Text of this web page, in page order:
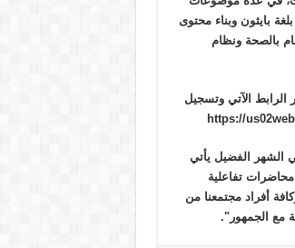
بايثون وبناء محتوى
بالصحة ونظام
الآتي وتسجيل
الشهر الفضيل يأتي
تفاعلية
أفراد مجتمعنا من
مع الجمهور".